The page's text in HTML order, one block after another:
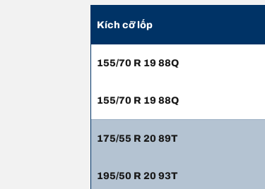
Kích cỡ lốp
155/70 R 19 88Q
155/70 R 19 88Q
175/55 R 20 89T
195/50 R 20 93T